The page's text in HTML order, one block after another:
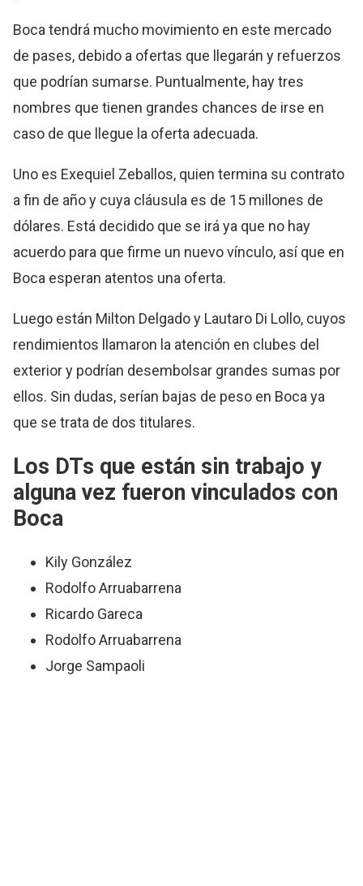
Boca tendrá mucho movimiento en este mercado
de pases, debido a ofertas que llegarán y refuerzos
que podrían sumarse. Puntualmente, hay tres
nombres que tienen grandes chances de irse en
caso de que llegue la oferta adecuada.
Uno es Exequiel Zeballos, quien termina su contrato
a fin de año y cuya cláusula es de 15 millones de
dólares. Está decidido que se irá ya que no hay
acuerdo para que firme un nuevo vínculo, así que en
Boca esperan atentos una oferta.
Luego están Milton Delgado y Lautaro Di Lollo, cuyos
rendimientos llamaron la atención en clubes del
exterior y podrían desembolsar grandes sumas por
ellos. Sin dudas, serían bajas de peso en Boca ya
que se trata de dos titulares.
Los DTs que están sin trabajo y
alguna vez fueron vinculados con
Boca
Kily González
Rodolfo Arruabarrena
Ricardo Gareca
Rodolfo Arruabarrena
Jorge Sampaoli